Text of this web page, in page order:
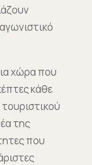
χώρα που
κάθε
της
που